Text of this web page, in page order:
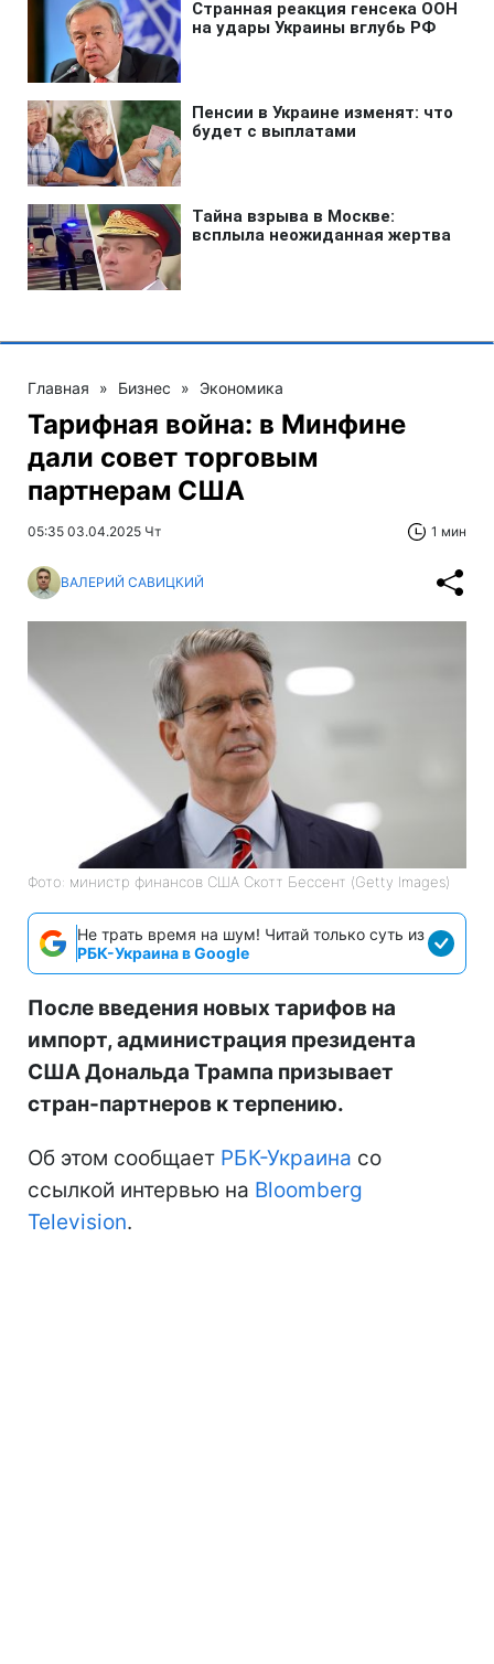
Главная » Бизнес » Экономика
Тарифная война: в Минфине
дали совет торговым
партнерам США
05:35 03.04.2025 Чт 1 мин
ВАЛЕРИЙ САВИЦКИЙ
Фото: министр финансов США Скотт Бессент (Getty Images)
Не трать время на шум! Читай только суть из
РБК-Украина в Google
После введения новых тарифов на
импорт, администрация президента
США Дональда Трампа призывает
стран-партнеров к терпению.
Об этом сообщает РБК-Украина со
ссылкой интервью на Bloomberg
Television.